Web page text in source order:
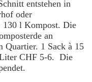
entstehen in
oder
130 l Kompost. Die
an
1 Sack à 15
CHF 5-6. Die